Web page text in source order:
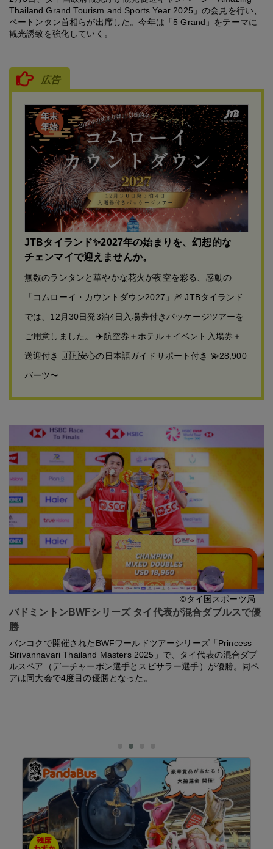
Thailand Grand Tourism and Sports Year 2025」の会見を行い、
ペートンタン首相らが出席した。今年は「5 Grand」をテーマに
観光誘致を強化していく。
広告
JTBタイランド✨2027年の始まりを、幻想的な
チェンマイで迎えませんか。
無数のランタンと華やかな花火が夜空を彩る、感動の
「コムローイ・カウントダウン2027」🎆 JTBタイランド
では、12月30日発3泊4日入場券付きパッケージツアーを
ご用意しました。 ✈️航空券＋ホテル＋イベント入場券＋
送迎付き 🇯🇵安心の日本語ガイドサポート付き 💫28,900
バーツ〜
©タイ国スポーツ局
バドミントンBWFシリーズ タイ代表が混合ダブルスで優
勝
バンコクで開催されたBWFワールドツアーシリーズ「Princess
Sirivannavari Thailand Masters 2025」で、タイ代表の混合ダブ
ルスペア（デーチャーポン選手とスピサラー選手）が優勝。同ペ
アは同大会で4度目の優勝となった。